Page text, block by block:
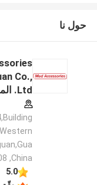
حول نا
Co.,
Ltd. الملف الشركة المصنعة
,China
5.0